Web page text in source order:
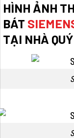
HÌNH ẢNH
BÁT
TẠI NHÀ